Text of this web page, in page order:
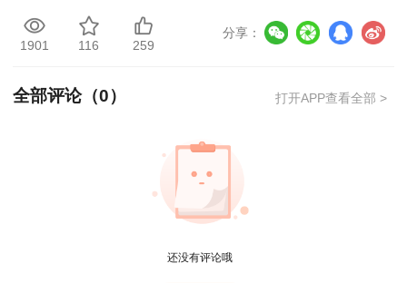
（2）各职能部门可以在本部门工作任务与项
目工作任务的平衡中去安排力量；
（3）当项目工作全部由某一职能部门负责
（4）项目团队的成员有同一部门的专业人员
作技术支撑，有利于项目专业技术问题的解决；
（5）有利于公司项目发展与管理的连续性。
1901 116 259
分享：
全部评论（0） 打开APP查看全部 >
还没有评论哦